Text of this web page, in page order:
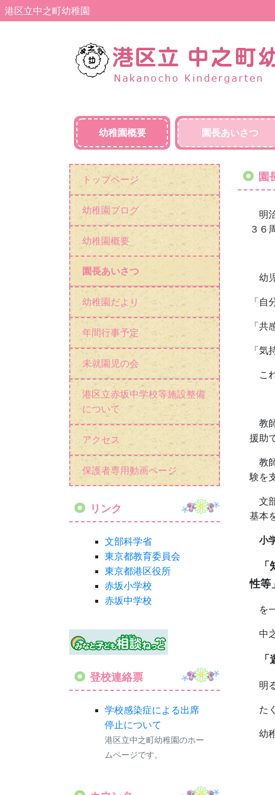
港区立中之町幼稚園
幼稚園概要 園長あいさつ
トップページ
幼稚園ブログ
幼稚園概要
園長あいさつ
幼稚園だより
年間行事予定
未就園児の会
港区立赤坂中学校等施設整備
について
アクセス
保護者専用動画ページ
リンク
文部科学省
東京都教育委員会
東京都港区役所
赤坂小学校
赤坂中学校
登校連絡票
学校感染症による出席
停止について
港区立中之町幼稚園のホー
ムページです。
園
明
３６
幼
「自
「共
「気
こ
教
援助
教
験を
文
基本
小
性等」
を
中
明
た
幼
―